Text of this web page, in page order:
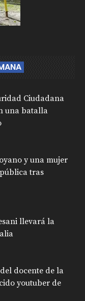
Ciudadana
una batalla
y una mujer
tras
llevará la
docente de la
youtuber de